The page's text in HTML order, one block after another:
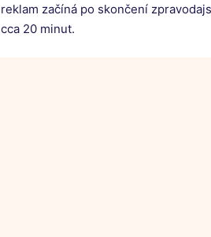
reklam začíná po skončení
cca 20 minut.